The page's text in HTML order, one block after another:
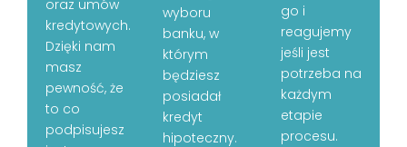
oraz umów
kredytowych.
Dzięki nam
masz
pewność, że
to co
podpisujesz
wyboru
banku, w
którym
będziesz
posiadał
kredyt
hipoteczny.
go i
reagujemy
jeśli jest
potrzeba na
każdym
etapie
procesu.